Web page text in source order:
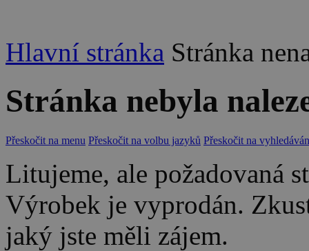
Hlavní stránka Stránka
Stránka nebyla
Přeskočit na menu Přeskočit na volbu jazyků Přeskočit na
Litujeme, ale požadovaná
Výrobek je vyprodán.
jaký jste měli zájem.